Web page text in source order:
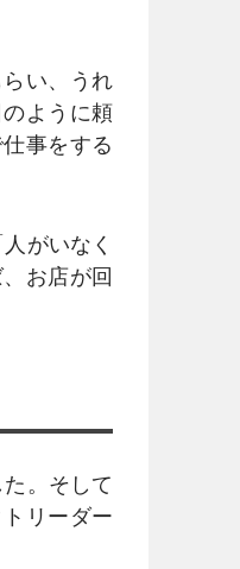
い、うれ
ように頼
事をする
がいなく
お店が回
。そして
リーダー